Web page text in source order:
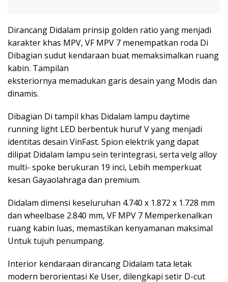
Dirancang Didalam prinsip golden ratio yang menjadi
karakter khas MPV, VF MPV 7 menempatkan roda Di
Dibagian sudut kendaraan buat memaksimalkan ruang
kabin. Tampilan
eksteriornya memadukan garis desain yang Modis dan
dinamis.
Dibagian Di tampil khas Didalam lampu daytime
running light LED berbentuk huruf V yang menjadi
identitas desain VinFast. Spion elektrik yang dapat
dilipat Didalam lampu sein terintegrasi, serta velg alloy
multi- spoke berukuran 19 inci, Lebih memperkuat
kesan Gayaolahraga dan premium.
Didalam dimensi keseluruhan 4.740 x 1.872 x 1.728 mm
dan wheelbase 2.840 mm, VF MPV 7 Memperkenalkan
ruang kabin luas, memastikan kenyamanan maksimal
Untuk tujuh penumpang.
Interior kendaraan dirancang Didalam tata letak
modern berorientasi Ke User, dilengkapi setir D-cut